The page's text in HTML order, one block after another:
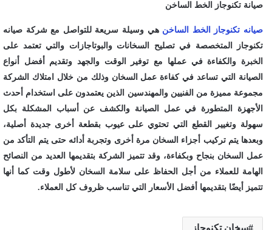
صيانة تكنوجاز الخط الساخن
صيانه تكنوجاز الخط الساخن هي وسيلة سريعة للتواصل مع شركة صيانه
تكنوجاز المتخصصة في تصليح السخانات والبوتاجازات والتي تعتمد على
الخبرة والكفاءة في عملها مع توفير الوقت والجهد وتقديم أفضل أنواع
الصيانة التي تساعد في كفاءة عمل السخان وذلك من خلال امتلاك الشركة
مجموعة مميزة من الفنيين والمهندسين الذين يعتمدون على استخدام أحدث
الأجهزة المتطورة في عمل الصيانة والكشف عن أسباب المشكلة بكل
سهولة وتغيير القطع التي تحتوي على عيوب بقطعة أخرى جديدة أصلية،
وبعدها يتم تركيب أجزاء السخان مرة أخرى وتجربة أدائه حتى يتم التأكد من
عمل السخان بنجاح وبكفاءة، وقد تتميز الشركة بتقديمها العديد من النصائح
الهامة للعملاء من أجل الحفاظ على سلامة السخان لأطول وقت كما أنها
تتميز أيضًا بتقديمها أفضل الأسعار التي تناسب ظروف كل العملاء.